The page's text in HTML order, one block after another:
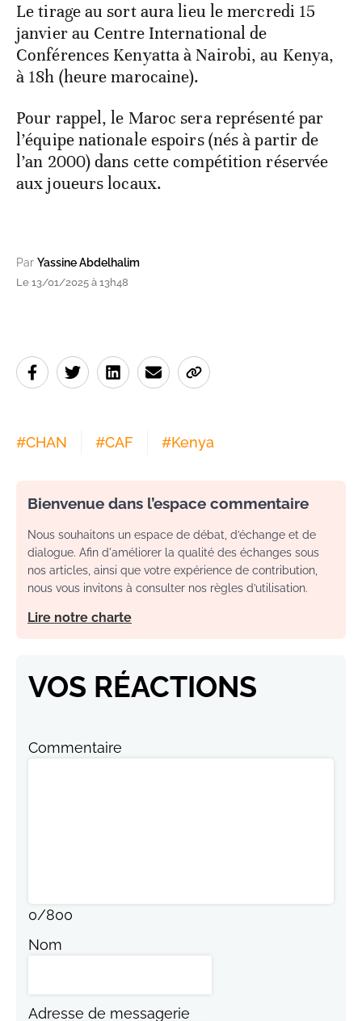
Le tirage au sort aura lieu le mercredi 15
janvier au Centre International de
Conférences Kenyatta à Nairobi, au Kenya,
à 18h (heure marocaine).
Pour rappel, le Maroc sera représenté par
l’équipe nationale espoirs (nés à partir de
l’an 2000) dans cette compétition réservée
aux joueurs locaux.
Par Yassine Abdelhalim
Le 13/01/2025 à 13h48
#CHAN #CAF #Kenya
Bienvenue dans l’espace commentaire
Nous souhaitons un espace de débat, d’échange et de
dialogue. Afin d'améliorer la qualité des échanges sous
nos articles, ainsi que votre expérience de contribution,
nous vous invitons à consulter nos règles d’utilisation.
Lire notre charte
VOS RÉACTIONS
Commentaire
0/800
Nom
Adresse de messagerie